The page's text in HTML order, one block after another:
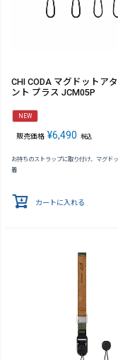
CHI CODA マグドットア
ント プラス JCM05P
NEW
販売価格 ¥6,490 税込
お持ちのストラップに取り付け、マグド
着
カートに入れる